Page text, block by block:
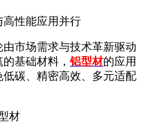
性能应用并行
市场需求与技术革新驱动
的基础材料，铝型材的应用
碳、精密高效、多元适配